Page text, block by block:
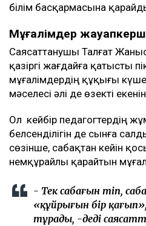
білім басқармасына
Мұғалімдер
Саясаттанушы Талғат
қазіргі жағдайға қатысты
мұғалімдердің құқығы
мәселесі әлі де өзекті
Ол кейбір педагогтердің
белсенділігін де сынға
сөзінше, сабақтан кейін
немқұрайлы қарайтын
- Тек сабағын өтіп,
«құйрығын бір
тұрады, -деді